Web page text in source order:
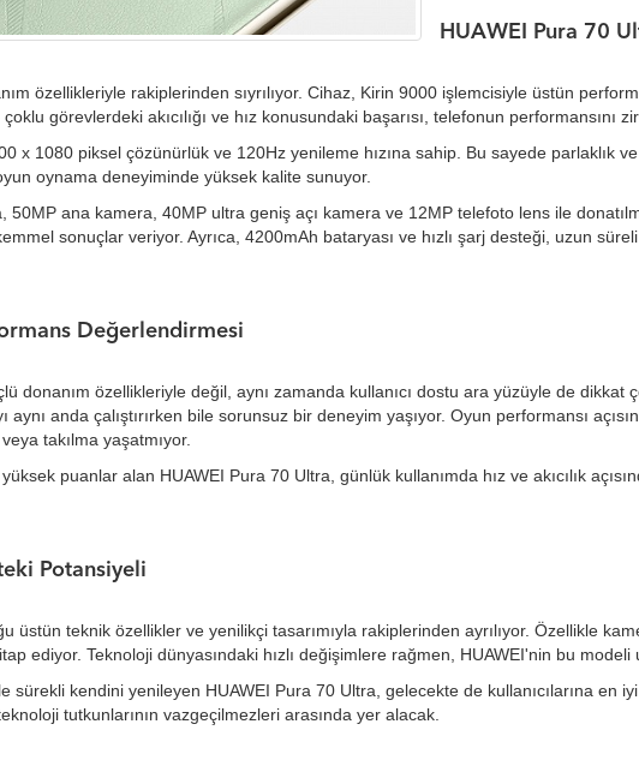
HUAWEI Pura 70
özellikleriyle rakiplerinden sıyrılıyor. Cihaz, Kirin 9000 işlemcisiyle üstün
görevlerdeki akıcılığı ve hız konusundaki başarısı, telefonun performansını
x 1080 piksel çözünürlük ve 120Hz yenileme hızına sahip. Bu sayede parlaklık
oynama deneyiminde yüksek kalite sunuyor.
50MP ana kamera, 40MP ultra geniş açı kamera ve 12MP telefoto lens ile
sonuçlar veriyor. Ayrıca, 4200mAh bataryası ve hızlı şarj desteği, uzun
Değerlendirmesi
donanım özellikleriyle değil, aynı zamanda kullanıcı dostu ara yüzüyle de dikkat
aynı anda çalıştırırken bile sorunsuz bir deneyim yaşıyor. Oyun performansı
takılma yaşatmıyor.
puanlar alan HUAWEI Pura 70 Ultra, günlük kullanımda hız ve akıcılık
Potansiyeli
üstün teknik özellikler ve yenilikçi tasarımıyla rakiplerinden ayrılıyor. Özellikle
ediyor. Teknoloji dünyasındaki hızlı değişimlere rağmen, HUAWEI'nin bu
sürekli kendini yenileyen HUAWEI Pura 70 Ultra, gelecekte de kullanıcılarına en
tutkunlarının vazgeçilmezleri arasında yer alacak.